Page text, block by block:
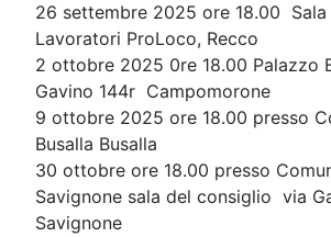
26 settembre 2025 ore 18.00 Sala
Lavoratori ProLoco, Recco
2 ottobre 2025 0re 18.00 Palazzo
Gavino 144r Campomorone
9 ottobre 2025 ore 18.00 presso
Busalla Busalla
30 ottobre ore 18.00 presso
Savignone sala del consiglio via
Savignone